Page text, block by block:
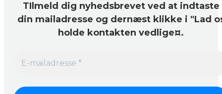
TIlmeld dig nyhedsbrevet ved at indtaste
din mailadresse og dernæst klikke i "Lad
holde kontakten vedlige¤.